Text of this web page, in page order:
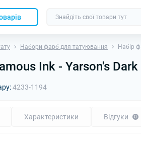
Набори фарб для татуювання Набір
Ink - Yarson's Dark
4233-1194
Характеристики Відгуки 0